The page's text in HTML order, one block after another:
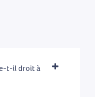
t-il droit à